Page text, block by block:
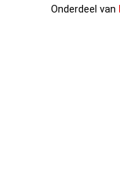
Onderdeel van